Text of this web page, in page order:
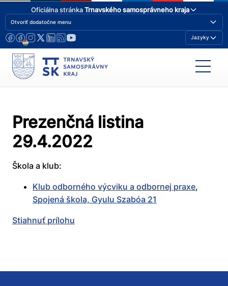
Oficiálna stránkaTrnavského samosprávneho kraja
Otvoriť dodatočne menu
Jazyky
Prezenčná listina
29.4.2022
Škola a klub:
Klub odborného výcviku a odbornej praxe,
Spojená škola, Gyulu Szabóa 21
Stiahnuť prílohu